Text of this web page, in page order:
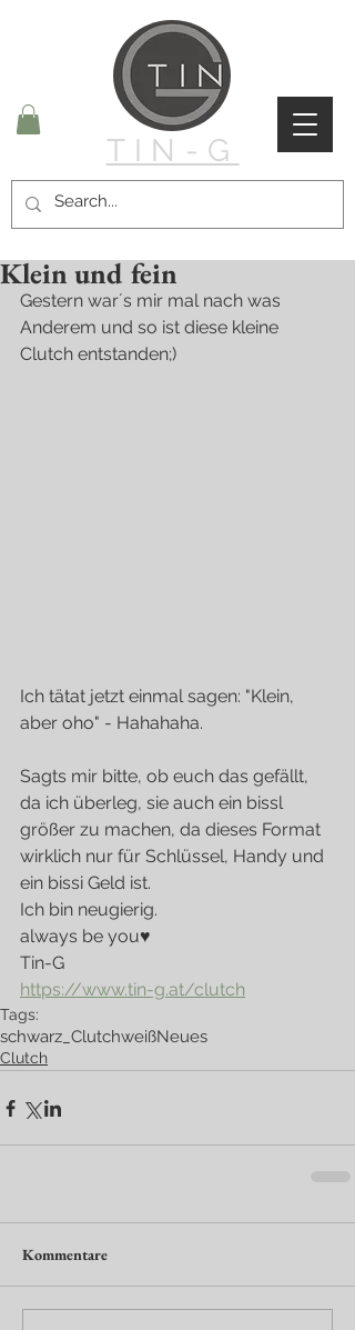
TIN-G
Klein und fein
Gestern war´s mir mal nach was
Anderem und so ist diese kleine
Clutch entstanden;)
Ich tätat jetzt einmal sagen: "Klein,
aber oho" - Hahahaha.
Sagts mir bitte, ob euch das gefällt,
da ich überleg, sie auch ein bissl
größer zu machen, da dieses Format
wirklich nur für Schlüssel, Handy und
ein bissi Geld ist.
Ich bin neugierig.
always be you♥
Tin-G
https://www.tin-g.at/clutch
Tags:
schwarz _ClutchweißNeues
Clutch
Kommentare